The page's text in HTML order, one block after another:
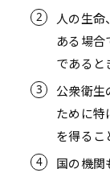
人の生命
ある場
であると
公衆衛生
ために特
を得るこ
国の機関